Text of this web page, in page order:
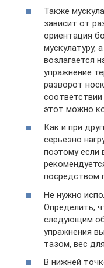
Также
зависит от
ориентация
мускулатуру,
возлагается
упражнение
разворот
этот можно
Как и при
серьезно
поэтому если
посредством
Не нужно
Определить,
следующим
упражнения
тазом, вес
В нижней